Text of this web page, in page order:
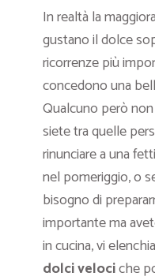
In realtà la
gustano il dolce
ricorrenze più
concedono una
Qualcuno però
siete tra quelle
rinunciare a una
nel pomeriggio, o
bisogno di
importante ma
in cucina, vi
dolci velociche